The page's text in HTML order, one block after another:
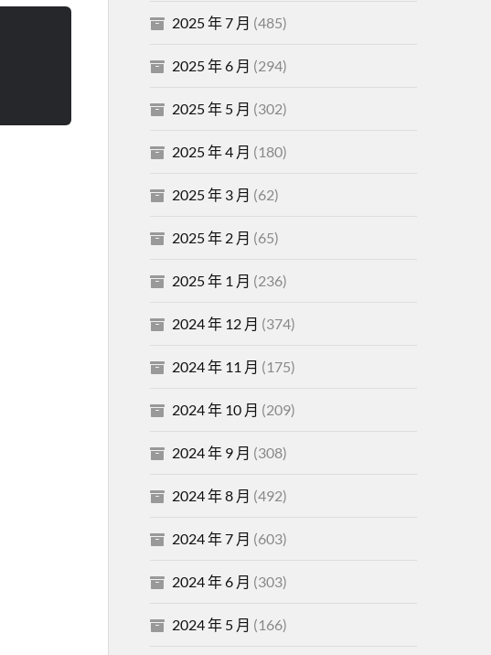
2025 年 7 月 (485)
2025 年 6 月 (294)
2025 年 5 月 (302)
2025 年 4 月 (180)
2025 年 3 月 (62)
2025 年 2 月 (65)
2025 年 1 月 (236)
2024 年 12 月 (374)
2024 年 11 月 (175)
2024 年 10 月 (209)
2024 年 9 月 (308)
2024 年 8 月 (492)
2024 年 7 月 (603)
2024 年 6 月 (303)
2024 年 5 月 (166)